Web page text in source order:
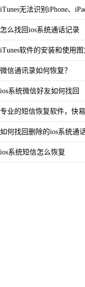
iTunes无法识别iPhone、
怎么找回ios系统通话记录
iTunes软件的安装和使用
微信通讯录如何恢复？
ios系统微信好友如何找回
专业的短信恢复软件，快
如何找回删除的ios系统通
ios系统短信怎么恢复